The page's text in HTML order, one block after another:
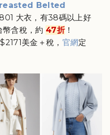
Belted
大衣，有38碼以上好
含稅，約 47折！
$2171美金＋稅 ， 官網定